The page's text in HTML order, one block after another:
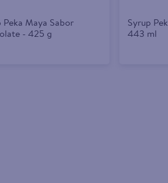
Peka Maya Sabor
- 425 g
Syrup
443 ml